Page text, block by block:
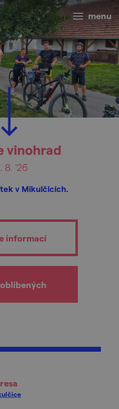
menu
vinohrad
8. '26
v Mikulčicích.
informací